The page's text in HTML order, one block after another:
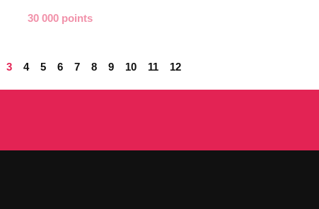
30 000 points
3 4 5 6 7 8 9 10 11 12